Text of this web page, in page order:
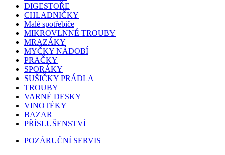
DIGESTOŘE
CHLADNIČKY
Malé spotřebiče
MIKROVLNNÉ TROUBY
MRAZÁKY
MYČKY NÁDOBÍ
PRAČKY
SPORÁKY
SUŠIČKY PRÁDLA
TROUBY
VARNÉ DESKY
VINOTÉKY
BAZAR
PŘÍSLUŠENSTVÍ
POZÁRUČNÍ SERVIS